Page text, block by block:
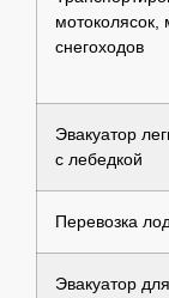
мотоколясок,
снегоходов
Эвакуатор
с лебедкой
Перевозка
Эвакуатор